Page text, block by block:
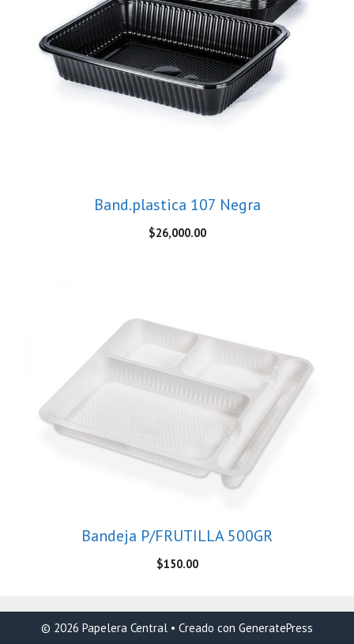
Band.plastica 107 Negra
$26,000.00
Bandeja P/FRUTILLA 500GR
$150.00
© 2026 Papelera Central • Creado con GeneratePress